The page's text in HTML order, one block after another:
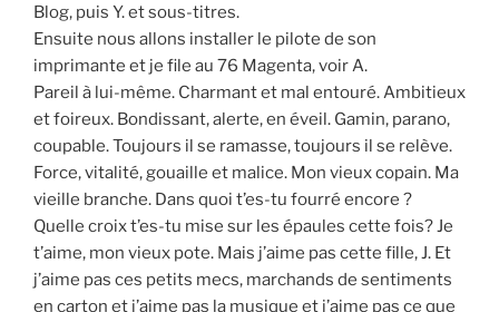
Blog, puis Y. et sous-titres.
Ensuite nous allons installer le pilote de son
imprimante et je file au 76 Magenta, voir A.
Pareil à lui-même. Charmant et mal entouré. Ambitieux
et foireux. Bondissant, alerte, en éveil. Gamin, parano,
coupable. Toujours il se ramasse, toujours il se relève.
Force, vitalité, gouaille et malice. Mon vieux copain. Ma
vieille branche. Dans quoi t’es-tu fourré encore ?
Quelle croix t’es-tu mise sur les épaules cette fois? Je
t’aime, mon vieux pote. Mais j’aime pas cette fille, J. Et
j’aime pas ces petits mecs, marchands de sentiments
en carton et j’aime pas la musique et j’aime pas ce que